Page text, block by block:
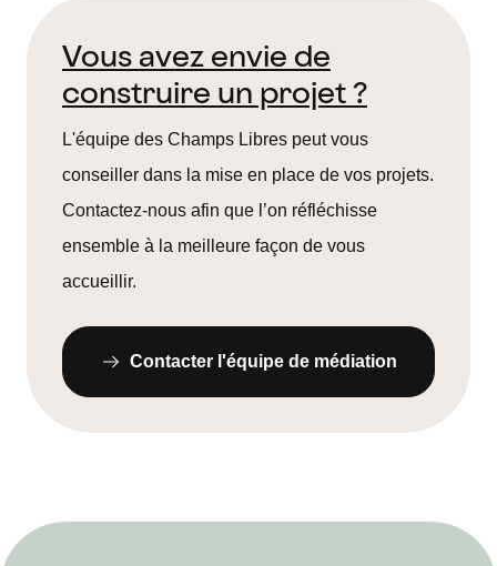
Vous avez envie de
construire un projet ?
L'équipe des Champs Libres peut vous
conseiller dans la mise en place de vos projets.
Contactez-nous afin que l’on réfléchisse
ensemble à la meilleure façon de vous
accueillir.
Contacter l'équipe de médiation